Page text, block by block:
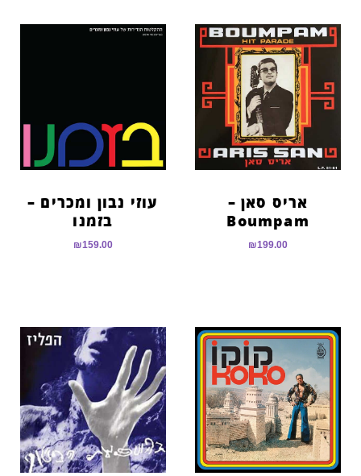
אריס סאן –
Boumpam
₪199.00
עוזי נבון ומכרים –
בזמנו
₪159.00